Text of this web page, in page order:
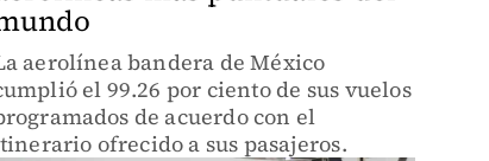
aerolínea bandera de México
el 99.26 por ciento de sus vuelos
de acuerdo con el
ofrecido a sus pasajeros.